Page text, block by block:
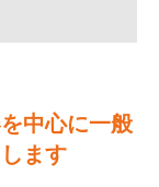
中心に一般
ます